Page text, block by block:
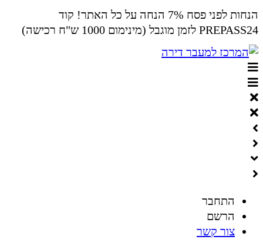
הנחות לפני פסח 7% הנחה על כל האתר! קוד
PREPASS24 לזמן מוגבל (מינימום 1000 ש"ח רכישה)
התחבר
הרשם
צור קשר